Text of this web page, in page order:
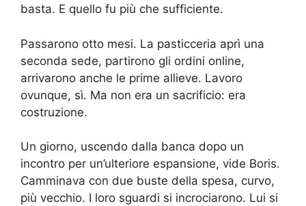
basta. E quello fu più che sufficiente.
Passarono otto mesi. La pasticceria aprì una
seconda sede, partirono gli ordini online,
arrivarono anche le prime allieve. Lavoro
ovunque, sì. Ma non era un sacrificio: era
costruzione.
Un giorno, uscendo dalla banca dopo un
incontro per un’ulteriore espansione, vide Boris.
Camminava con due buste della spesa, curvo,
più vecchio. I loro sguardi si incrociarono. Lui si